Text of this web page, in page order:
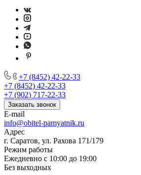
+7 (8452) 42-22-33
+7 (8452) 42-22-33
+7 (902) 717-22-33
Заказать звонок
E-mail
info@obitel-pamyatnik.ru
Адрес
г. Саратов, ул. Рахова 171/179
Режим работы
Ежедневно с 10:00 до 19:00
Без выходных